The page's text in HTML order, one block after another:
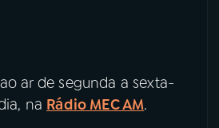
ar de segunda a sexta-
na Rádio MEC AM.